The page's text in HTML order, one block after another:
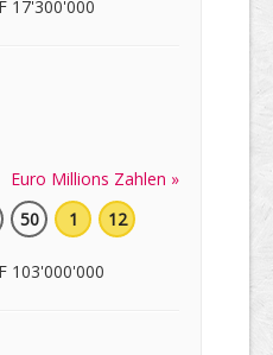
17'300'000
Euro Millions Zahlen »
50 1 12
103'000'000